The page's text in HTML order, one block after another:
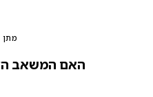
מתן
האם המשאב